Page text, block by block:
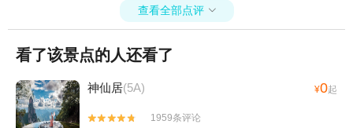
查看全部点评 
看了该景点的人还看了
神仙居(5A) ¥0起


1959条评论